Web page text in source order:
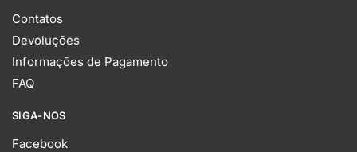
Contatos
Devoluções
Informações de Pagamento
FAQ
SIGA-NOS
Facebook